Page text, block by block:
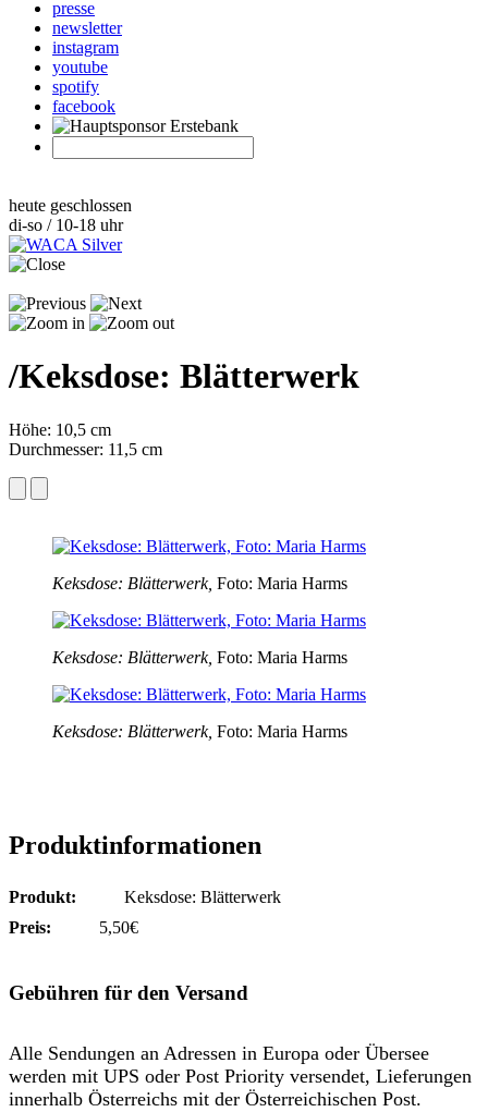
presse
newsletter
instagram
youtube
spotify
facebook
heute geschlossen
di-so / 10-18 uhr
/Keksdose: Blätterwerk
Höhe: 10,5 cm
Durchmesser: 11,5 cm
Keksdose: Blätterwerk, Foto: Maria Harms
Keksdose: Blätterwerk, Foto: Maria Harms
Keksdose: Blätterwerk, Foto: Maria Harms
Produktinformationen
Produkt:
Keksdose: Blätterwerk
Preis:
5,50€
Gebühren für den Versand
Alle Sendungen an Adressen in Europa oder Übersee
werden mit UPS oder Post Priority versendet, Lieferungen
innerhalb Österreichs mit der Österreichischen Post.